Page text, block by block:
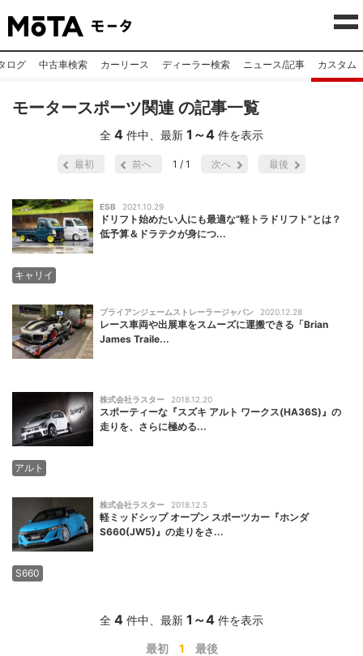
ログ 中古車検索 カーリース ディーラー検索 ニュース/記事 カスタム
モータースポーツ関連 の記事一覧
全 4 件中、最新 1 ～4 件を表示
最初 前へ 1 / 1 次へ 最後
ESB 2021.10.29
ドリフト始めたい人にも最適な“軽トラドリフト”とは？
低予算＆ドラテクが身につ...
キャリイ
ブライアンジェームストレーラージャパン 2020.12.28
レース車両や出展車をスムーズに運搬できる「Brian
James Traile...
株式会社ラスター 2018.12.20
スポーティーな『スズキ アルト ワークス(HA36S)』の
走りを、さらに極める...
アルト
株式会社ラスター 2018.12.5
軽ミッドシップ オープン スポーツカー『ホンダ
S660(JW5)』の走りをさ...
S660
全 4 件中、最新 1 ～4 件を表示
最初 1 最後